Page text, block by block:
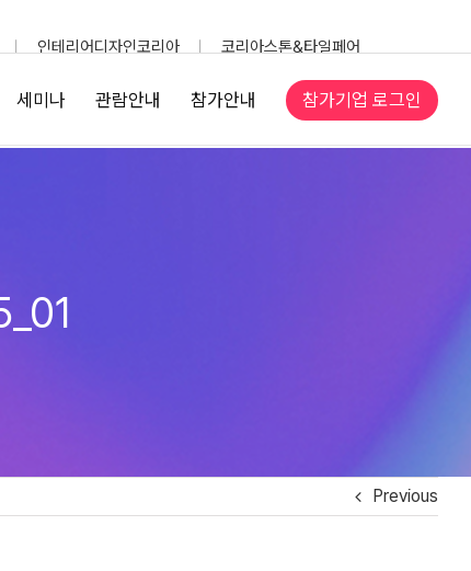
인테리어디자인코리아
코리아스톤&타일페어
세미나 관람안내 참가안내 참가기업 로그인
Previous